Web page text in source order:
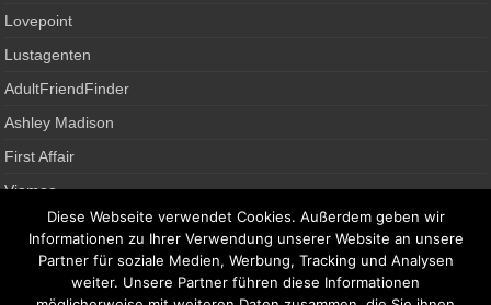
Lovepoint
Lustagenten
AdultFriendFinder
Ashley Madison
First Affair
Viamoo
Single News
Gay Anbieter
Diese Webseite verwendet Cookies. Außerdem geben wir
Informationen zu Ihrer Verwendung unserer Website an unsere
Partner für soziale Medien, Werbung, Tracking und Analysen
weiter. Unsere Partner führen diese Informationen